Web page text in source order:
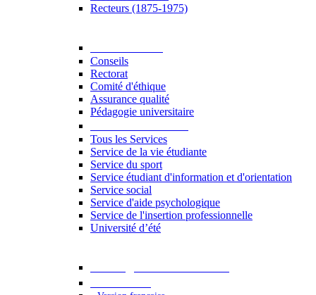
Recteurs (1875-1975)
Conseils
Rectorat
Comité d'éthique
Assurance qualité
Pédagogie universitaire
Tous les Services
Service de la vie étudiante
Service du sport
Service étudiant d'information et d'orientation
Service social
Service d'aide psychologique
Service de l'insertion professionnelle
Université d’été